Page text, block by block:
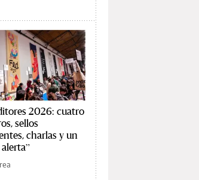
2026: cuatro
sellos
charlas y un